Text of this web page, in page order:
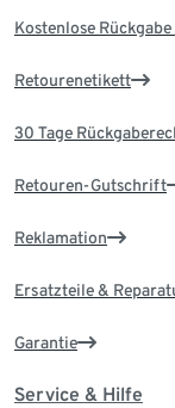
Kostenlose
Retourenetikett
30 Tage
Retouren-Gutschrift
Reklamation
Ersatzteile &
Garantie
Service & Hilfe